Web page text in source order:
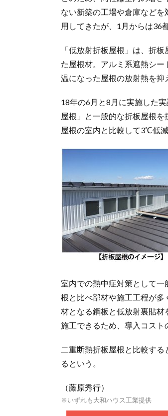
ない新築の工場や倉庫など
用してきたが、1月からは36
「低放射折板屋根」は、折
た屋根材。アルミ系遮熱シ
温になった屋根の放射熱を抑
18年の6月と8月に実施した
屋根」と一般的な折板屋根
屋根の室内と比較して3℃低
室内での熱中症対策として
根と比べ部材や施工工程が
材となる鋼板と低放射裏貼
施工できるため、導入コスト
二重断熱折板屋根と比較す
るという。
（藤原秀行）
※いずれも大和ハウス工業提供